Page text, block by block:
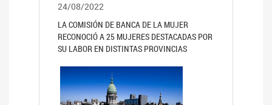
24/08/2022
LA COMISIÓN DE BANCA DE LA MUJER
RECONOCIÓ A 25 MUJERES DESTACADAS POR
SU LABOR EN DISTINTAS PROVINCIAS